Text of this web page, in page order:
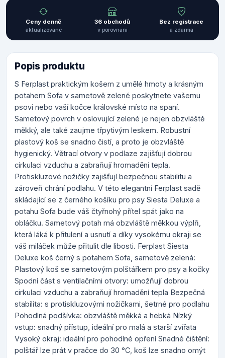
Ceny denně
aktualizované
36 obchodů
v porovnání
Bez registrace
a zdarma
Popis produktu
S Ferplast praktickým košem z umělé hmoty a krásným
potahem Sofa v sametově zelené poskytnete vašemu
psovi nebo vaší kočce královské místo na spaní.
Sametový povrch v oslovující zelené je nejen obzvláště
měkký, ale také zaujme třpytivým leskem. Robustní
plastový koš se snadno čistí, a proto je obzvláště
hygienický. Větrací otvory v podlaze zajišťují dobrou
cirkulaci vzduchu a zabraňují hromadění tepla.
Protiskluzové nožičky zajišťují bezpečnou stabilitu a
zároveň chrání podlahu. V této elegantní Ferplast sadě
skládající se z černého košíku pro psy Siesta Deluxe a
potahu Sofa bude váš čtyřnohý přítel spát jako na
obláčku. Sametový potah má obzvláště měkkou výplň,
která láká k přitulení a usnutí a díky vysokému okraji se
váš miláček může přitulit dle libosti. Ferplast Siesta
Deluxe koš černý s potahem Sofa, sametově zelená:
Plastový koš se sametovým polštářkem pro psy a kočky
Spodní část s ventilačními otvory: umožňují dobrou
cirkulaci vzduchu a zabraňují hromadění tepla Bezpečná
stabilita: s protiskluzovými nožičkami, šetrné pro podlahu
Pohodlná podšívka: obzvláště měkká a hebká Nízký
vstup: snadný přístup, ideální pro malá a starší zvířata
Vysoký okraj: ideální pro pohodlné opření Snadné čištění:
polštář lze prát v pračce do 30 °C, koš lze snadno omýt